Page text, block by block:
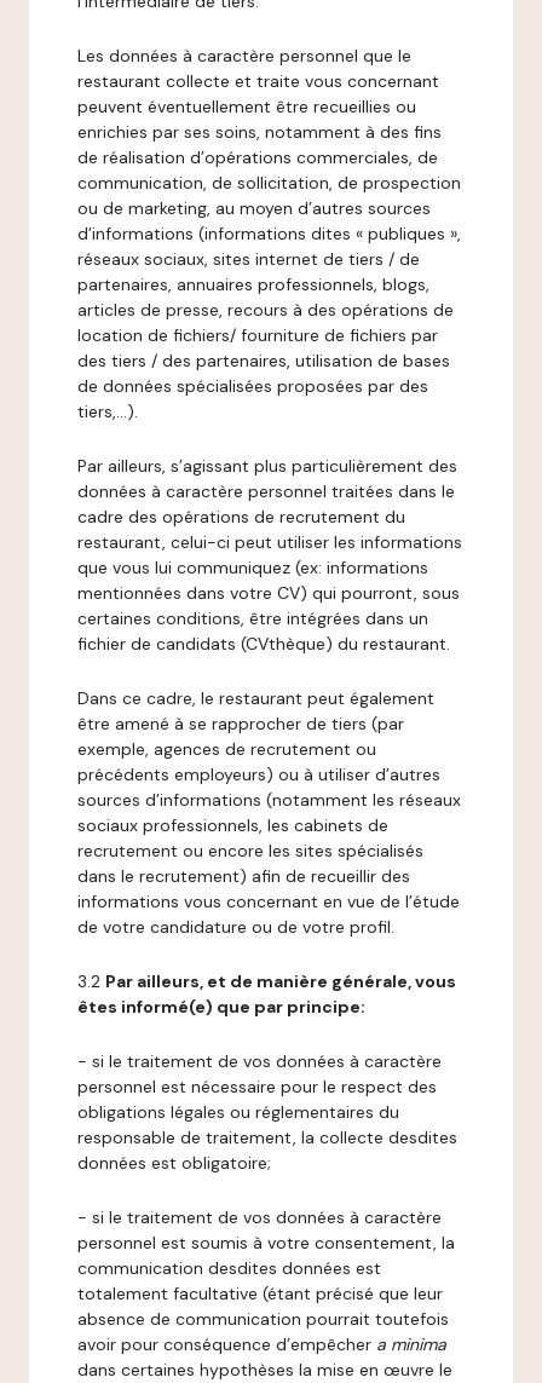
Les données à caractère personnel que le
restaurant collecte et traite vous concernant
peuvent éventuellement être recueillies ou
enrichies par ses soins, notamment à des fins
de réalisation d’opérations commerciales, de
communication, de sollicitation, de prospection
ou de marketing, au moyen d’autres sources
d’informations (informations dites « publiques »,
réseaux sociaux, sites internet de tiers / de
partenaires, annuaires professionnels, blogs,
articles de presse, recours à des opérations de
location de fichiers/ fourniture de fichiers par
des tiers / des partenaires, utilisation de bases
de données spécialisées proposées par des
tiers,…).
Par ailleurs, s’agissant plus particulièrement des
données à caractère personnel traitées dans le
cadre des opérations de recrutement du
restaurant, celui-ci peut utiliser les informations
que vous lui communiquez (ex: informations
mentionnées dans votre CV) qui pourront, sous
certaines conditions, être intégrées dans un
fichier de candidats (CVthèque) du restaurant.
Dans ce cadre, le restaurant peut également
être amené à se rapprocher de tiers (par
exemple, agences de recrutement ou
précédents employeurs) ou à utiliser d’autres
sources d’informations (notamment les réseaux
sociaux professionnels, les cabinets de
recrutement ou encore les sites spécialisés
dans le recrutement) afin de recueillir des
informations vous concernant en vue de l’étude
de votre candidature ou de votre profil.
3.2 Par ailleurs, et de manière générale, vous
êtes informé(e) que par principe:
- si le traitement de vos données à caractère
personnel est nécessaire pour le respect des
obligations légales ou réglementaires du
responsable de traitement, la collecte desdites
données est obligatoire;
- si le traitement de vos données à caractère
personnel est soumis à votre consentement, la
communication desdites données est
totalement facultative (étant précisé que leur
absence de communication pourrait toutefois
avoir pour conséquence d’empêcher a minima
dans certaines hypothèses la mise en œuvre le